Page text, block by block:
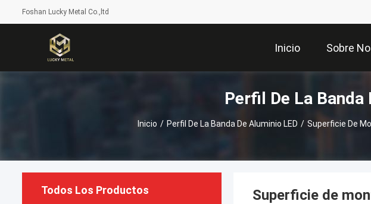
Foshan Lucky Metal Co.,ltd
Inicio Sobre
Perfil De La
Inicio / Perfil De La Banda De Aluminio LED / Superficie De
Todos Los Productos
Superficie de